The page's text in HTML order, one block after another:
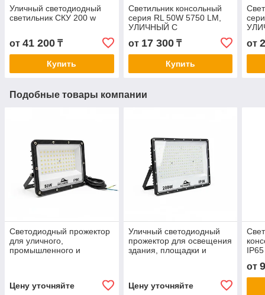
Уличный светодиодный
светильник СКУ 200 w
от 41 200 ₸
Купить
Светильник консольный
серия RL 50W 5750 LM,
УЛИЧНЫЙ С
КРЕПЛЕНИЕМ, НА ТРУБУ
И НА СТЕНУ. МЕНЯЕТ
УГОЛ НАКЛОНА.
от 17 300₸
Купить
И
от
Подобные товары компании
Светодиодный прожектор
для уличного,
промышленного и
Цену уточняйте
Уличный светодиодный
прожектор для освещения
здания, площадки и
Цену уточняйте
IP65
от